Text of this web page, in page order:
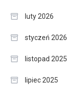
luty 2026
styczeń 2026
listopad 2025
lipiec 2025